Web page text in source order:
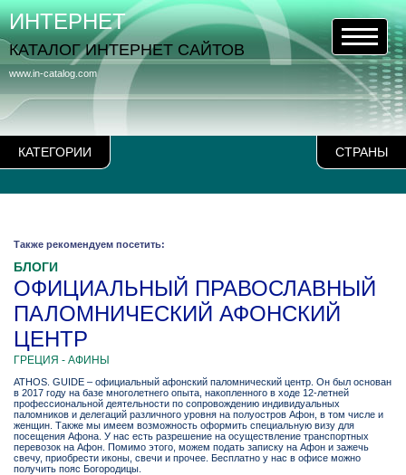
КАТЕГОРИИ СТРАНЫ
www.in-catalog.com
ИНТЕРНЕТ
КАТАЛОГ ИНТЕРНЕТ САЙТОВ
Также рекомендуем посетить:
БЛОГИ
ОФИЦИАЛЬНЫЙ ПРАВОСЛАВНЫЙ
ПАЛОМНИЧЕСКИЙ АФОНСКИЙ
ЦЕНТР
ГРЕЦИЯ - АФИНЫ
ATHOS. GUIDE – официальный афонский паломнический центр. Он был основан
в 2017 году на базе многолетнего опыта, накопленного в ходе 12-летней
профессиональной деятельности по сопровождению индивидуальных
паломников и делегаций различного уровня на полуостров Афон, в том числе и
женщин. Также мы имеем возможность оформить специальную визу для
посещения Афона. У нас есть разрешение на осуществление транспортных
перевозок на Афон. Помимо этого, можем подать записку на Афон и зажечь
свечу, приобрести иконы, свечи и прочее. Бесплатно у нас в офисе можно
получить пояс Богородицы.